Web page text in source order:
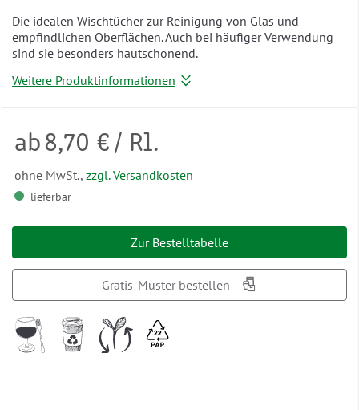
Die idealen Wischtücher zur Reinigung von Glas und
empfindlichen Oberflächen. Auch bei häufiger Verwendung
sind sie besonders hautschonend.
Weitere Produktinformationen
ab 8,70 € / Rl.
ohne MwSt., zzgl. Versandkosten
lieferbar
Zur Bestelltabelle
Gratis-Muster bestellen